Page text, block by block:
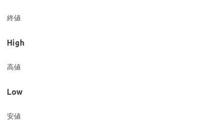
終値
High
高値
Low
安値